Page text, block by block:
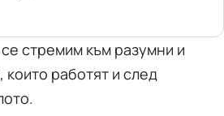
стремим към разумни и
работят и след